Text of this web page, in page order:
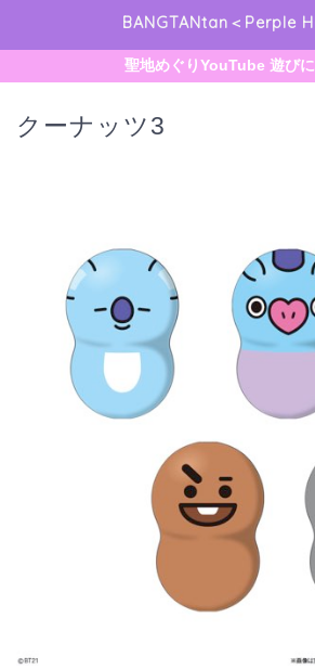
BANGTANtan＜Perple
聖地めぐりYouTube 遊び
クーナッツ3